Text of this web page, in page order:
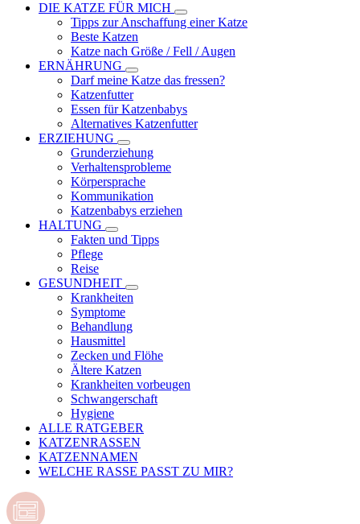
DIE KATZE FÜR MICH
Tipps zur Anschaffung einer Katze
Beste Katzen
Katze nach Größe / Fell / Augen
ERNÄHRUNG
Darf meine Katze das fressen?
Katzenfutter
Essen für Katzenbabys
Alternatives Katzenfutter
ERZIEHUNG
Grunderziehung
Verhaltensprobleme
Körpersprache
Kommunikation
Katzenbabys erziehen
HALTUNG
Fakten und Tipps
Pflege
Reise
GESUNDHEIT
Krankheiten
Symptome
Behandlung
Hausmittel
Zecken und Flöhe
Ältere Katzen
Krankheiten vorbeugen
Schwangerschaft
Hygiene
ALLE RATGEBER
KATZENRASSEN
KATZENNAMEN
WELCHE RASSE PASST ZU MIR?